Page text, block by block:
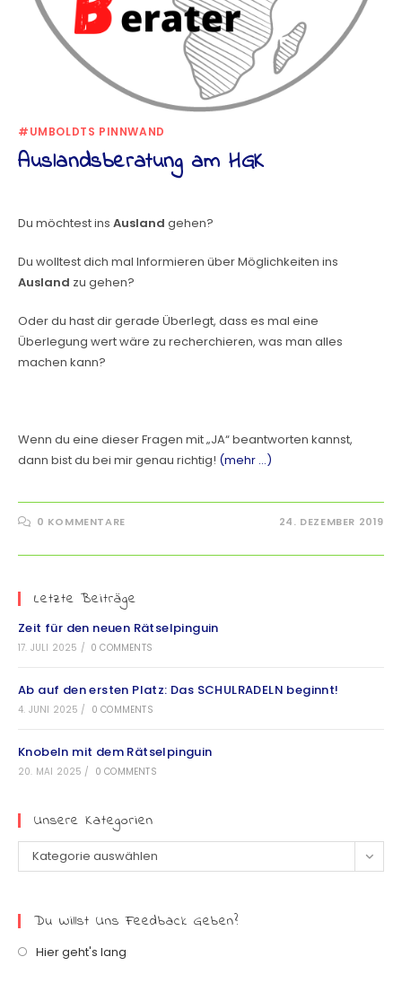
#UMBOLDTS PINNWAND
Auslandsberatung am HGK
Du möchtest ins Ausland gehen?
Du wolltest dich mal Informieren über Möglichkeiten ins
Ausland zu gehen?
Oder du hast dir gerade Überlegt, dass es mal eine
Überlegung wert wäre zu recherchieren, was man alles
machen kann?
Wenn du eine dieser Fragen mit „JA“ beantworten kannst,
dann bist du bei mir genau richtig! (mehr …)
0 KOMMENTARE 24. DEZEMBER 2019
Letzte Beiträge
Zeit für den neuen Rätselpinguin
17. JULI 2025 / 0 COMMENTS
Ab auf den ersten Platz: Das SCHULRADELN beginnt!
4. JUNI 2025 / 0 COMMENTS
Knobeln mit dem Rätselpinguin
20. MAI 2025 / 0 COMMENTS
Unsere Kategorien
Kategorie auswählen
Du Willst Uns Feedback Geben?
Hier geht's lang